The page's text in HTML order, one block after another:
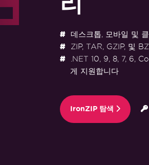
데스크톱, 모바일 및
ZIP, TAR, GZIP, 및
.NET 10, 9, 8, 7, 6,
게 지원합니다
IronZIP 탐색